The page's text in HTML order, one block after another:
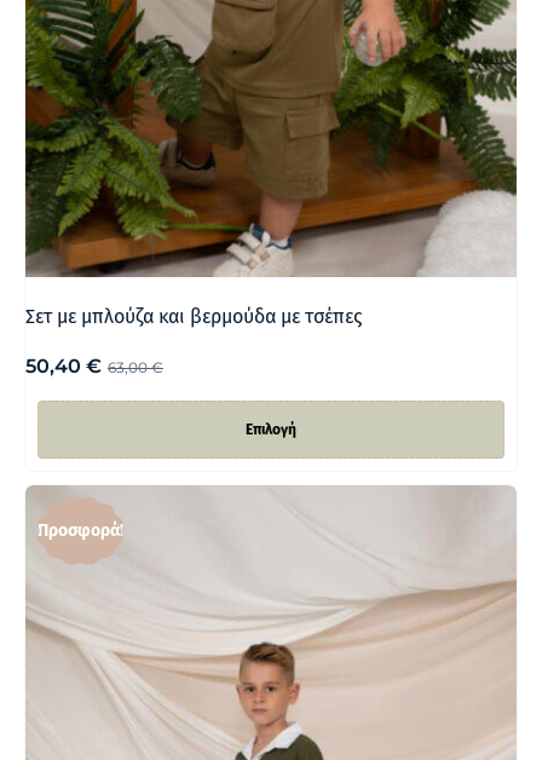
Σετ με μπλούζα και βερμούδα με τσέπες
63,00€
50,40 €
Επιλογή
Προσφορά!